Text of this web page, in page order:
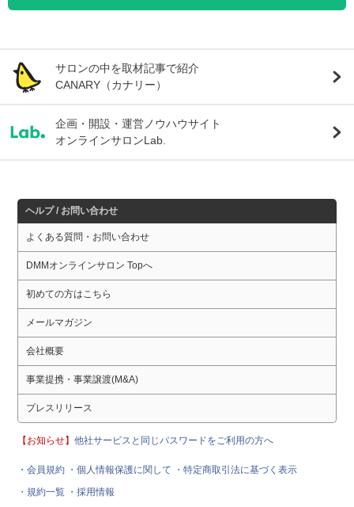
サロンの中を取材記事で紹介
CANARY（カナリー）
企画・開設・運営ノウハウサイト
オンラインサロンLab.
ヘルプ / お問い合わせ
よくある質問・お問い合わせ
DMMオンラインサロン Topへ
初めての方はこちら
メールマガジン
会社概要
事業提携・事業譲渡(M&A)
プレスリリース
【お知らせ】他社サービスと同じパスワードをご利用の方へ
・会員規約 ・個人情報保護に関して
・特定商取引法に基づく表示
・規約一覧 ・採用情報